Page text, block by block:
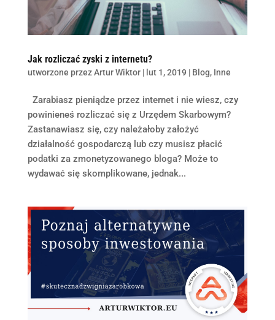
Jak rozliczać zyski z internetu?
utworzone przezArtur Wiktor| lut 1, 2019 | Blog, Inne
Zarabiasz pieniądze przez internet i nie wiesz, czy
powinieneś rozliczać się z Urzędem Skarbowym?
Zastanawiasz się, czy należałoby założyć
działalność gospodarczą lub czy musisz płacić
podatki za zmonetyzowanego bloga? Może to
wydawać się skomplikowane, jednak...